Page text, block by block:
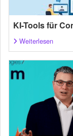
KI-Tools für
Weiterlesen